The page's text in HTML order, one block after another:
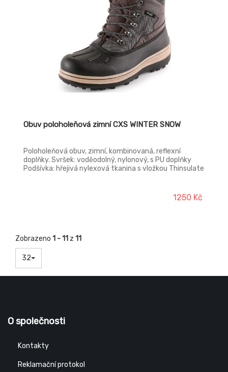
Obuv poloholeňová zimní CXS WINTER SNOW
Poloholeňová obuv, zimní, kombinovaná, reflexní
doplňky. Svršek: voděodolný, nylonový, s PU doplňky
Podšívka: hřejivá nylexová tkanina s vložkou Thinsulate
1250 Kč
Zobrazeno 1 - 11 z 11
32
O společnosti
Kontakty
Reklamační protokol